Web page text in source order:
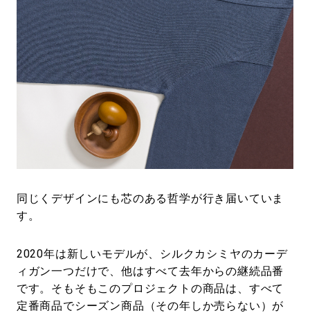
同じくデザインにも芯のある哲学が行き届いていま
す。
2020年は新しいモデルが、シルクカシミヤのカーデ
ィガン一つだけで、他はすべて去年からの継続品番
です。そもそもこのプロジェクトの商品は、すべて
定番商品でシーズン商品（その年しか売らない）が